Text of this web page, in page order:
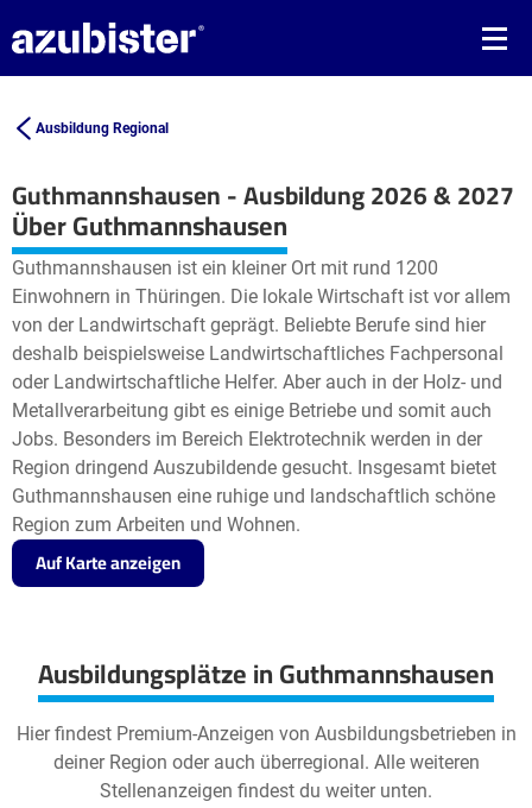
Ausbildung Regional
Guthmannshausen - Ausbildung 2026 & 2027
+
−
Leaflet| ©OpenStreetMap2contributors
Über Guthmannshausen
Guthmannshausen ist ein kleiner Ort mit rund 1200
Einwohnern in Thüringen. Die lokale Wirtschaft ist vor allem
von der Landwirtschaft geprägt. Beliebte Berufe sind hier
deshalb beispielsweise Landwirtschaftliches Fachpersonal
oder Landwirtschaftliche Helfer. Aber auch in der Holz- und
Metallverarbeitung gibt es einige Betriebe und somit auch
Jobs. Besonders im Bereich Elektrotechnik werden in der
Region dringend Auszubildende gesucht. Insgesamt bietet
Guthmannshausen eine ruhige und landschaftlich schöne
Region zum Arbeiten und Wohnen.
Auf Karte anzeigen
Ausbildungsplätze in Guthmannshausen
Hier findest Premium-Anzeigen von Ausbildungsbetrieben in
deiner Region oder auch überregional. Alle weiteren
Stellenanzeigen findest du weiter unten.